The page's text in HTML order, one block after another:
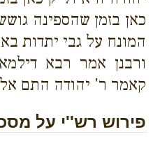
כאן בזמן שהספינה
המונח על גבי יתדות
ורבנן אמר רבא
קאמר ר' יהודה התם
פירוש רש''י על